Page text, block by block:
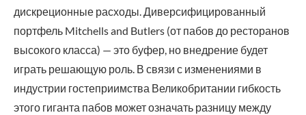
дискреционные расходы. Диверсифицированный
портфель Mitchells and Butlers (от пабов до ресторанов
высокого класса) — это буфер, но внедрение будет
играть решающую роль. В связи с изменениями в
индустрии гостеприимства Великобритании гибкость
этого гиганта пабов может означать разницу между